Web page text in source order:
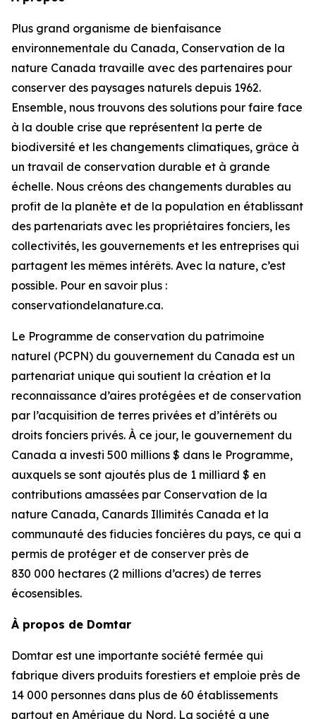
Plus grand organisme de bienfaisance
environnementale du Canada, Conservation de la
nature Canada travaille avec des partenaires pour
conserver des paysages naturels depuis 1962.
Ensemble, nous trouvons des solutions pour faire face
à la double crise que représentent la perte de
biodiversité et les changements climatiques, grâce à
un travail de conservation durable et à grande
échelle. Nous créons des changements durables au
profit de la planète et de la population en établissant
des partenariats avec les propriétaires fonciers, les
collectivités, les gouvernements et les entreprises qui
partagent les mêmes intérêts. Avec la nature, c’est
possible. Pour en savoir plus :
conservationdelanature.ca.
Le Programme de conservation du patrimoine
naturel (PCPN) du gouvernement du Canada est un
partenariat unique qui soutient la création et la
reconnaissance d’aires protégées et de conservation
par l’acquisition de terres privées et d’intérêts ou
droits fonciers privés. À ce jour, le gouvernement du
Canada a investi 500 millions $ dans le Programme,
auxquels se sont ajoutés plus de 1 milliard $ en
contributions amassées par Conservation de la
nature Canada, Canards Illimités Canada et la
communauté des fiducies foncières du pays, ce qui a
permis de protéger et de conserver près de
830 000 hectares (2 millions d’acres) de terres
écosensibles.
À propos de Domtar
Domtar est une importante société fermée qui
fabrique divers produits forestiers et emploie près de
14 000 personnes dans plus de 60 établissements
partout en Amérique du Nord. La société a une